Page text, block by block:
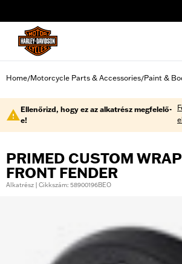
Home/Motorcycle Parts & Accessories/Paint &
Ellenőrizd, hogy ez az alkatrész megfelelő-
e!
PRIMED CUSTOM
FRONT FENDER
Alkatrész | Cikkszám: 58900196BEO